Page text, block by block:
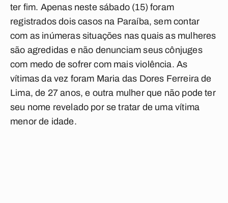
ter fim. Apenas neste sábado (15) foram
registrados dois casos na Paraíba, sem contar
com as inúmeras situações nas quais as mulheres
são agredidas e não denunciam seus cônjuges
com medo de sofrer com mais violência. As
vítimas da vez foram Maria das Dores Ferreira de
Lima, de 27 anos, e outra mulher que não pode ter
seu nome revelado por se tratar de uma vítima
menor de idade.